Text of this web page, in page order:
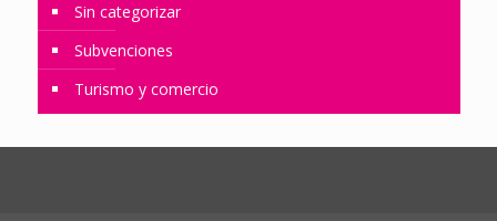
Sin categorizar
Subvenciones
Turismo y comercio